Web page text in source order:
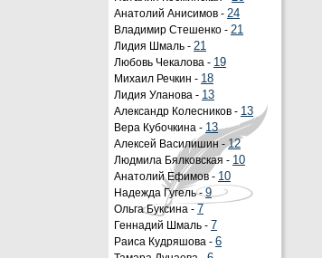
Анатолий Анисимов - 24
Владимир Стешенко - 21
Лидия Шмаль - 21
Любовь Чекалова - 19
Михаил Речкин - 18
Лидия Уланова - 13
Александр Колесников - 13
Вера Кубочкина - 13
Алексей Василишин -12
Людмила Бялковская - 10
Анатолий Ефимов - 10
Надежда Гугель -9
Ольга Буксина - 7
Геннадий Шмаль - 7
Раиса Кудряшова - 6